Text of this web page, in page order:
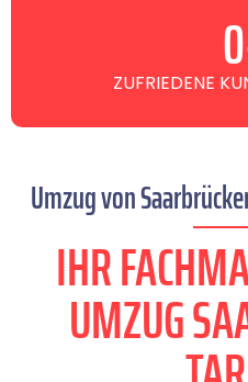
ZUFRIEDENE 0
Umzug von
IHR
UMZUG